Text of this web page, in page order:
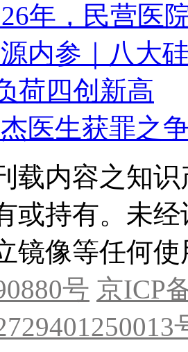
年，民营医
内参｜八大
荷四创新高
医生获罪之
载内容之知
或持有。未
镜像等任何使
号 京ICP